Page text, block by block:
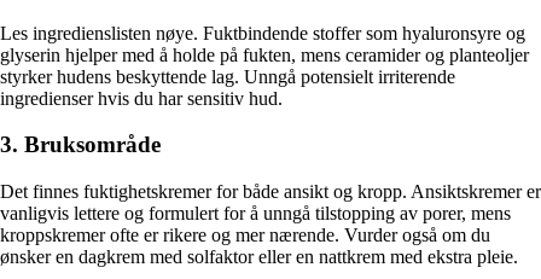
Les ingredienslisten nøye. Fuktbindende stoffer som hyaluronsyre og
glyserin hjelper med å holde på fukten, mens ceramider og planteoljer
styrker hudens beskyttende lag. Unngå potensielt irriterende
ingredienser hvis du har sensitiv hud.
3. Bruksområde
Det finnes fuktighetskremer for både ansikt og kropp. Ansiktskremer er
vanligvis lettere og formulert for å unngå tilstopping av porer, mens
kroppskremer ofte er rikere og mer nærende. Vurder også om du
ønsker en dagkrem med solfaktor eller en nattkrem med ekstra pleie.